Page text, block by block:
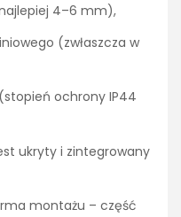
4–6 mm),
(zwłaszcza w
ochrony IP44
ukryty i zintegrowany
montażu – część